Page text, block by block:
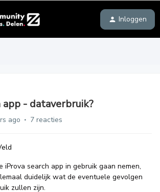
Inloggen
app - dataverbruik?
ago 7 reacties
search app in gebruik gaan nemen,
duidelijk wat de eventuele gevolgen
zullen zijn.